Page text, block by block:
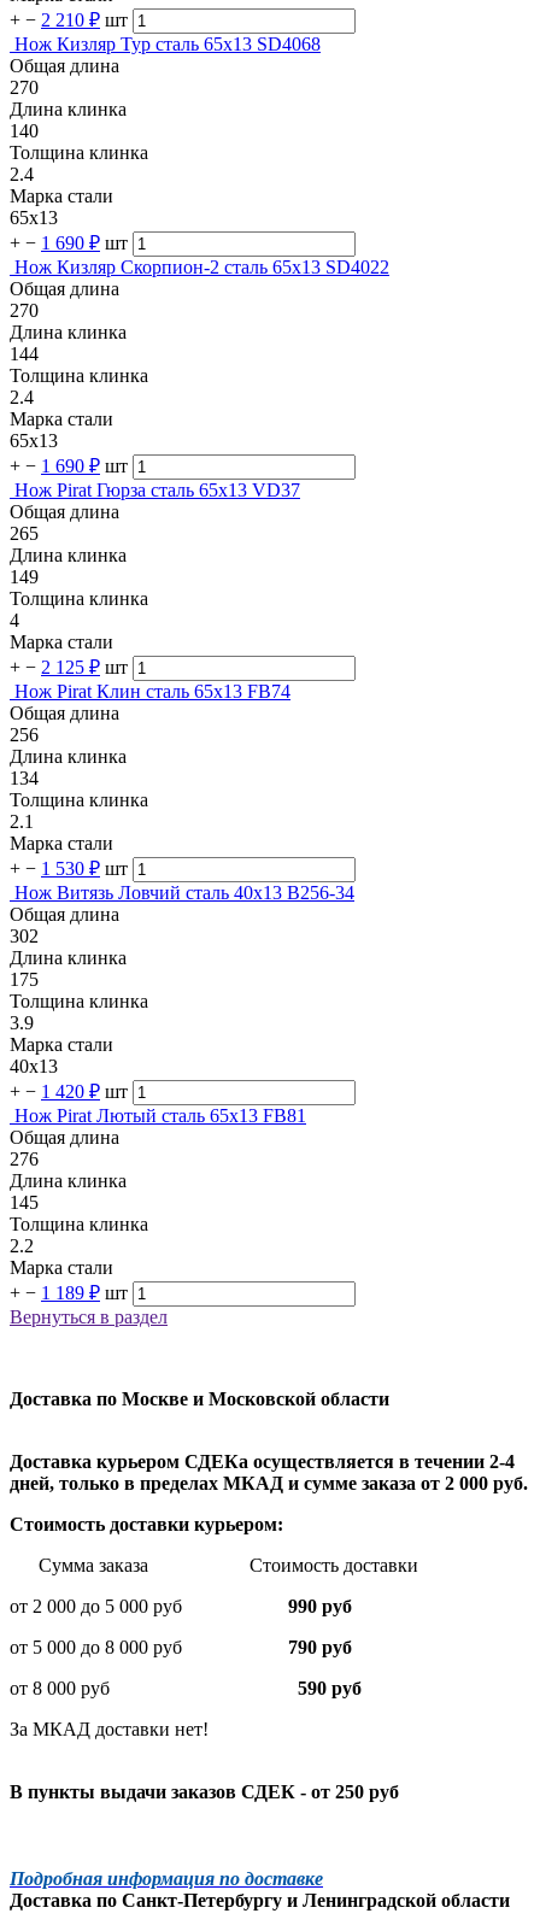
+ − 2 210 ₽ шт
Нож Кизляр Тур сталь 65х13 SD4068
Общая длина
270
Длина клинка
140
Толщина клинка
2.4
Марка стали
65х13
+ − 1 690 ₽ шт
Нож Кизляр Скорпион-2 сталь 65х13 SD4022
Общая длина
270
Длина клинка
144
Толщина клинка
2.4
Марка стали
65х13
+ − 1 690 ₽ шт
Нож Pirat Гюрза сталь 65х13 VD37
Общая длина
265
Длина клинка
149
Толщина клинка
4
Марка стали
+ − 2 125 ₽ шт
Нож Pirat Клин сталь 65х13 FB74
Общая длина
256
Длина клинка
134
Толщина клинка
2.1
Марка стали
+ − 1 530 ₽ шт
Нож Витязь Ловчий сталь 40х13 B256-34
Общая длина
302
Длина клинка
175
Толщина клинка
3.9
Марка стали
40х13
+ − 1 420 ₽ шт
Нож Pirat Лютый сталь 65х13 FB81
Общая длина
276
Длина клинка
145
Толщина клинка
2.2
Марка стали
+ − 1 189 ₽ шт
Вернуться в раздел
Доставка по Москве и Московской области
Доставка курьером СДЕКа осуществляется в течении 2-4
дней, только в пределах МКАД и сумме заказа от 2 000 руб.
Стоимость доставки курьером:
Сумма заказа Стоимость доставки
от 2 000 до 5 000 руб
990 руб
от 5 000 до 8 000 руб 790 руб
от 8 000 руб 590 руб
За МКАД доставки нет!
В пункты выдачи заказов СДЕК - от 250 руб
Подробная информация по доставке
Доставка по Санкт-Петербургу и Ленинградской области